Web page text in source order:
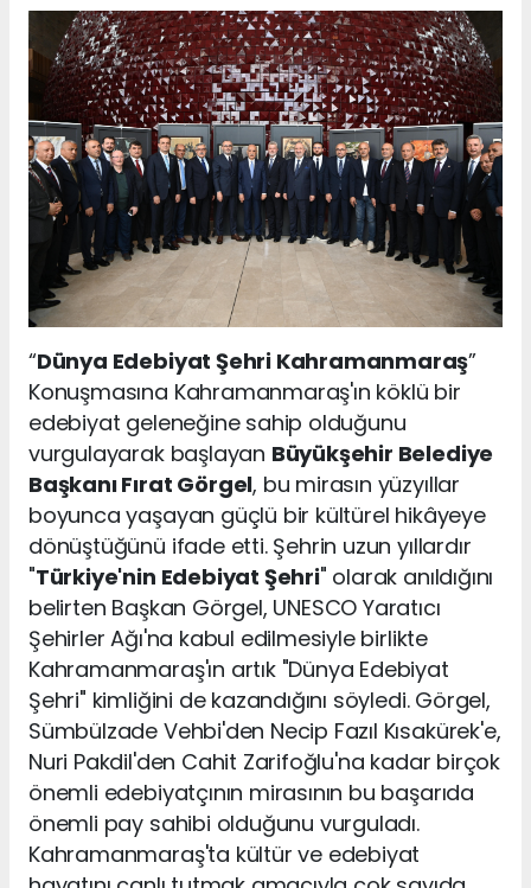
“Dünya Edebiyat Şehri Kahramanmaraş”
Konuşmasına Kahramanmaraş'ın köklü bir
edebiyat geleneğine sahip olduğunu
vurgulayarak başlayan Büyükşehir Belediye
Başkanı Fırat Görgel, bu mirasın yüzyıllar
boyunca yaşayan güçlü bir kültürel hikâyeye
dönüştüğünü ifade etti. Şehrin uzun yıllardır
"Türkiye'nin Edebiyat Şehri" olarak anıldığını
belirten Başkan Görgel, UNESCO Yaratıcı
Şehirler Ağı'na kabul edilmesiyle birlikte
Kahramanmaraş'ın artık "Dünya Edebiyat
Şehri" kimliğini de kazandığını söyledi. Görgel,
Sümbülzade Vehbi'den Necip Fazıl Kısakürek'e,
Nuri Pakdil'den Cahit Zarifoğlu'na kadar birçok
önemli edebiyatçının mirasının bu başarıda
önemli pay sahibi olduğunu vurguladı.
Kahramanmaraş'ta kültür ve edebiyat